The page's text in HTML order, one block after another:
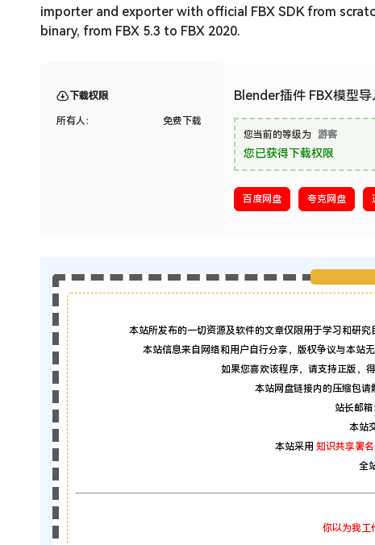
importer and exporter with official FBX SDK from
binary, from FBX 5.3 to FBX 2020.
下载权限
所有人： 免费下载
Blender插件 FBX模型
您当前的等级为 游客
您已获得下载权限
百度网盘 夸克网盘
本站所发布的一切资源及软件的文章仅限用于学习和研
本站信息来自网络和用户自行分享，版权争议与本站
如果您喜欢该程序，请支持正版，
本站网盘链接内的压缩包请
站长邮
本站
本站采用 知识共享署
全
你以为我工